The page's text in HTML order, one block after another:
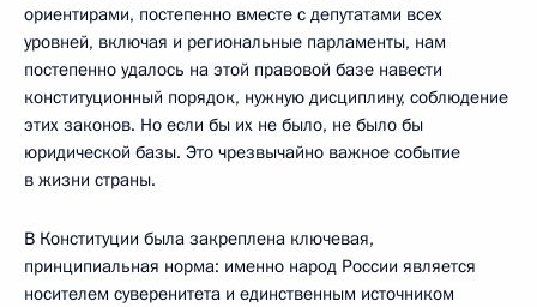
ориентирами, постепенно вместе с депутатами всех
уровней, включая и региональные парламенты, нам
постепенно удалось на этой правовой базе навести
конституционный порядок, нужную дисциплину, соблюдение
этих законов. Но если бы их не было, не было бы
юридической базы. Это чрезвычайно важное событие
в жизни страны.
В Конституции была закреплена ключевая,
принципиальная норма: именно народ России является
носителем суверенитета и единственным источником